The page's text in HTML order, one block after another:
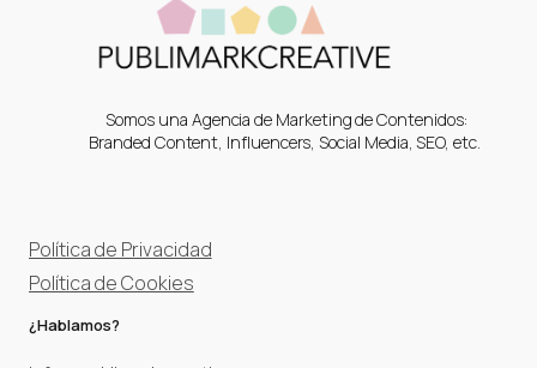
Somos una Agencia de Marketing de Contenidos:
Branded Content, Influencers, Social Media, SEO, etc.
Política de Privacidad
Política de Cookies
¿Hablamos?